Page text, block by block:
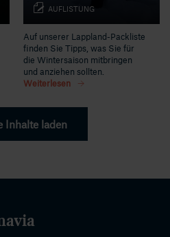
AUFLISTUNG
Auf unserer Lappland-Packliste
finden Sie Tipps, was Sie für
die Wintersaison mitbringen
und anziehen sollten.
Weiterlesen
Inhalte laden